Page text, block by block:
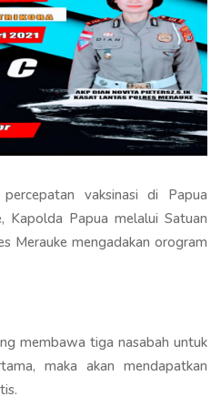
vaksinasi di Papua
Kapolda Papua melalui Satuan
Merauke mengadakan orogram
membawa tiga nasabah untuk
maka akan mendapatkan